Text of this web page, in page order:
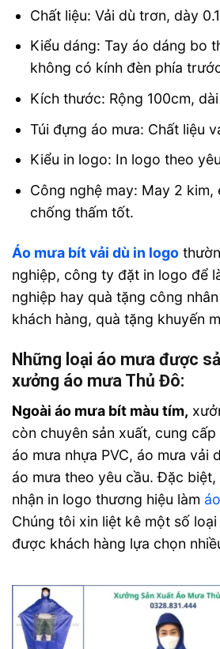
Chất liệu: Vải dù trơn, dày
Kiểu dáng: Tay áo dáng bo
không có kính đèn phía
Kích thước: Rộng 100cm,
Túi đựng áo mưa: Chất liệu
Kiểu in logo: In logo theo
Công nghệ may: May 2 kim,
chống thấm tốt.
Áo mưa bít vải dù in logo
nghiệp, công ty đặt in logo để
nghiệp hay quà tặng công
khách hàng, quà tặng khuyến
Những loại áo mưa được
xưởng áo mưa Thủ Đô:
Ngoài áo mưa bít màu tím,
còn chuyên sản xuất, cung
áo mưa nhựa PVC, áo mưa vải
áo mưa theo yêu cầu. Đặc
nhận in logo thương hiệu làm
Chúng tôi xin liệt kê một số
được khách hàng lựa chọn